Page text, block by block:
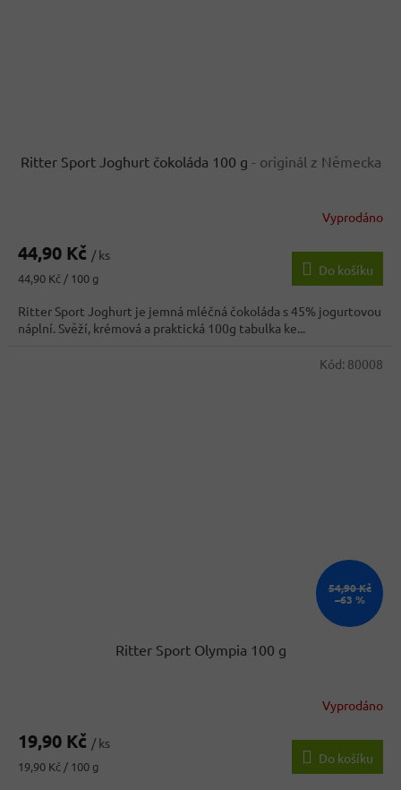
Ritter Sport Joghurt čokoláda 100 g - originál z Německa
produktu
3,4
z
5
hvězdiček.
Vyprodáno
44,90 Kč / ks
Měrná
44,90 Kč / 100 g
Do košíku
Ritter Sport Joghurt je jemná mléčná čokoláda s 45% jogurtovou
náplní. Svěží, krémová a praktická 100g tabulka ke...
54,90 Kč
–63 %
Ritter Sport Olympia 100 g
Vyprodáno
19,90 Kč / ks
Měrná
19,90 Kč / 100 g
Do košíku
Kód: 80008